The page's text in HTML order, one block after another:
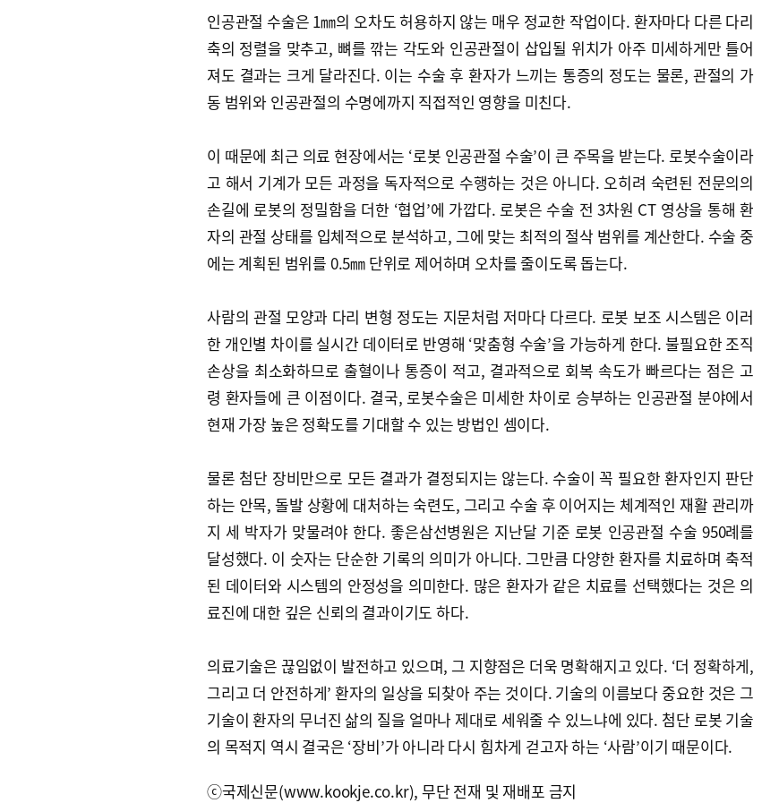
인공관절 수술은 1㎜의 오차도 허용하지 않는 매우 정교한 작업이다. 환자마다 다른 다리
축의 정렬을 맞추고, 뼈를 깎는 각도와 인공관절이 삽입될 위치가 아주 미세하게만 틀어
져도 결과는 크게 달라진다. 이는 수술 후 환자가 느끼는 통증의 정도는 물론, 관절의 가
동 범위와 인공관절의 수명에까지 직접적인 영향을 미친다.
이 때문에 최근 의료 현장에서는 ‘로봇 인공관절 수술’이 큰 주목을 받는다. 로봇수술이라
고 해서 기계가 모든 과정을 독자적으로 수행하는 것은 아니다. 오히려 숙련된 전문의의
손길에 로봇의 정밀함을 더한 ‘협업’에 가깝다. 로봇은 수술 전 3차원 CT 영상을 통해 환
자의 관절 상태를 입체적으로 분석하고, 그에 맞는 최적의 절삭 범위를 계산한다. 수술 중
에는 계획된 범위를 0.5㎜ 단위로 제어하며 오차를 줄이도록 돕는다.
사람의 관절 모양과 다리 변형 정도는 지문처럼 저마다 다르다. 로봇 보조 시스템은 이러
한 개인별 차이를 실시간 데이터로 반영해 ‘맞춤형 수술’을 가능하게 한다. 불필요한 조직
손상을 최소화하므로 출혈이나 통증이 적고, 결과적으로 회복 속도가 빠르다는 점은 고
령 환자들에 큰 이점이다. 결국, 로봇수술은 미세한 차이로 승부하는 인공관절 분야에서
현재 가장 높은 정확도를 기대할 수 있는 방법인 셈이다.
물론 첨단 장비만으로 모든 결과가 결정되지는 않는다. 수술이 꼭 필요한 환자인지 판단
하는 안목, 돌발 상황에 대처하는 숙련도, 그리고 수술 후 이어지는 체계적인 재활 관리까
지 세 박자가 맞물려야 한다. 좋은삼선병원은 지난달 기준 로봇 인공관절 수술 950례를
달성했다. 이 숫자는 단순한 기록의 의미가 아니다. 그만큼 다양한 환자를 치료하며 축적
된 데이터와 시스템의 안정성을 의미한다. 많은 환자가 같은 치료를 선택했다는 것은 의
료진에 대한 깊은 신뢰의 결과이기도 하다.
의료기술은 끊임없이 발전하고 있으며, 그 지향점은 더욱 명확해지고 있다. ‘더 정확하게,
그리고 더 안전하게’ 환자의 일상을 되찾아 주는 것이다. 기술의 이름보다 중요한 것은 그
기술이 환자의 무너진 삶의 질을 얼마나 제대로 세워줄 수 있느냐에 있다. 첨단 로봇 기술
의 목적지 역시 결국은 ‘장비’가 아니라 다시 힘차게 걷고자 하는 ‘사람’이기 때문이다.
ⓒ국제신문(www.kookje.co.kr), 무단 전재 및 재배포 금지